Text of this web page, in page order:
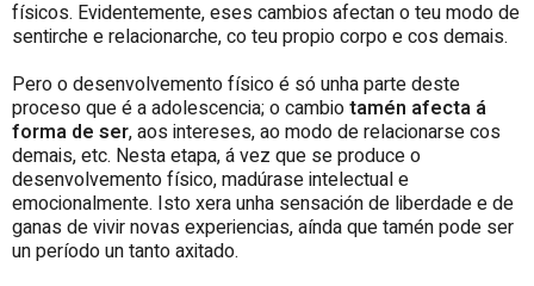
físicos. Evidentemente, eses cambios afectan o teu modo de
sentirche e relacionarche, co teu propio corpo e cos demais.
Pero o desenvolvemento físico é só unha parte deste
proceso que é a adolescencia; o cambiotamén afecta á
forma de ser, aos intereses, ao modo de relacionarse cos
demais, etc. Nesta etapa, á vez que se produce o
desenvolvemento físico, madúrase intelectual e
emocionalmente. Isto xera unha sensación de liberdade e de
ganas de vivir novas experiencias, aínda que tamén pode ser
un período un tanto axitado.